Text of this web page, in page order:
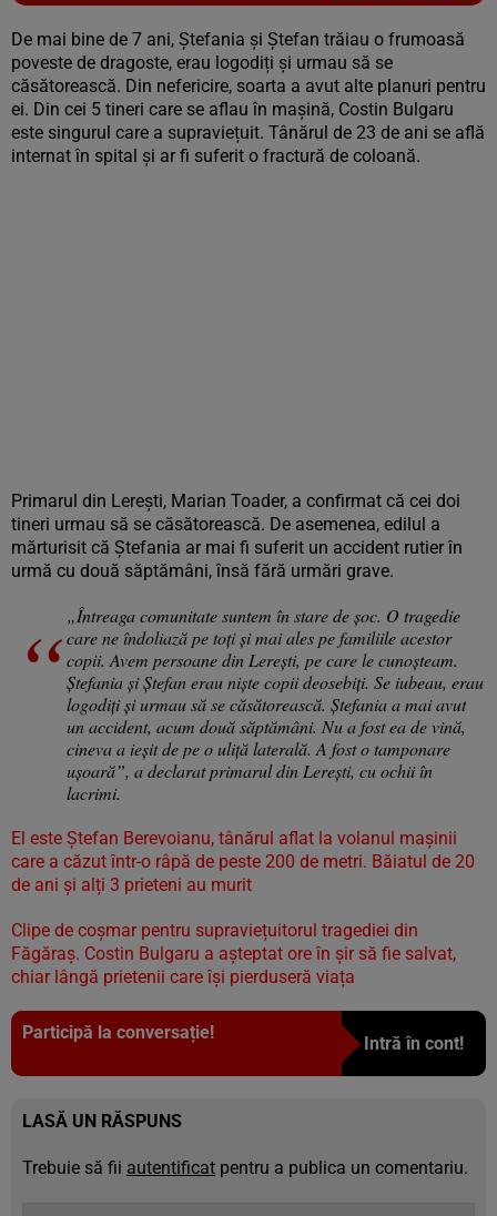
Vezi galeria foto
11 poze
De mai bine de 7 ani, Ștefania și Ștefan trăiau o frumoasă
poveste de dragoste, erau logodiți și urmau să se
căsătorească. Din nefericire, soarta a avut alte planuri pentru
ei. Din cei 5 tineri care se aflau în mașină, Costin Bulgaru
este singurul care a supraviețuit. Tânărul de 23 de ani se află
internat în spital și ar fi suferit o fractură de coloană.
Primarul din Lereşti, Marian Toader, a confirmat că cei doi
tineri urmau să se căsătorească. De asemenea, edilul a
mărturisit că Ștefania ar mai fi suferit un accident rutier în
urmă cu două săptămâni, însă fără urmări grave.
„Întreaga comunitate suntem în stare de şoc. O tragedie
care ne îndoliază pe toţi şi mai ales pe familiile acestor
copii. Avem persoane din Lereşti, pe care le cunoşteam.
Ştefania şi Ştefan erau nişte copii deosebiţi. Se iubeau, erau
logodiţi şi urmau să se căsătorească. Ştefania a mai avut
un accident, acum două săptămâni. Nu a fost ea de vină,
cineva a ieşit de pe o uliţă laterală. A fost o tamponare
uşoară”, a declarat primarul din Lereşti, cu ochii în
lacrimi.
El este Ștefan Berevoianu, tânărul aflat la volanul maşinii
care a căzut într-o râpă de peste 200 de metri. Băiatul de 20
de ani și alți 3 prieteni au murit
Clipe de coșmar pentru supraviețuitorul tragediei din
Făgăraș. Costin Bulgaru a așteptat ore în șir să fie salvat,
chiar lângă prietenii care își pierduseră viața
Participă la conversație!
Intră în cont!
LASĂ UN RĂSPUNS
Trebuie să fii autentificat pentru a publica un comentariu.